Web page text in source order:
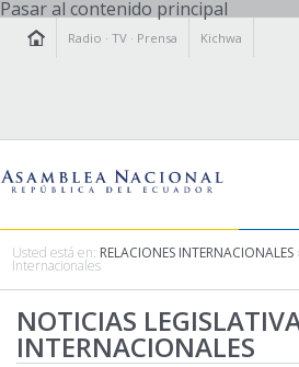
Pasar al contenido principal
Radio ·TV · Prensa Kichwa
LEGISLAMOS
FISCALIZAMOS
Usted está en: RELACIONES INTERNACIONALES
Internacionales
NOTICIAS
INTERNACIONALES